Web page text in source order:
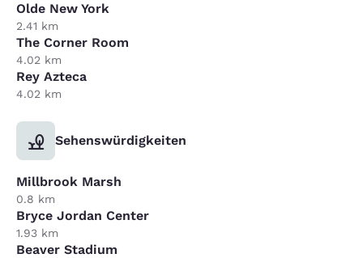
Olde New York
2.41 km
The Corner Room
4.02 km
Rey Azteca
4.02 km
Sehenswürdigkeiten
Millbrook Marsh
0.8 km
Bryce Jordan Center
1.93 km
Beaver Stadium